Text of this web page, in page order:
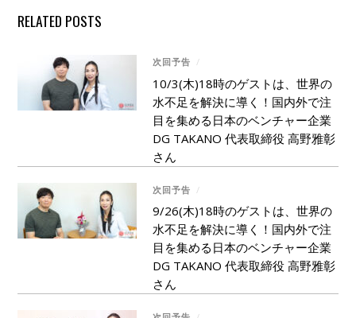
RELATED POSTS
次回予告 /
10/3(木)18時のゲストは、世界の
水不足を解決に導く！国内外で注
目を集める日本のベンチャー企業
DG TAKANO 代表取締役 高野雅彰
さん
次回予告 /
9/26(木)18時のゲストは、世界の
水不足を解決に導く！国内外で注
目を集める日本のベンチャー企業
DG TAKANO 代表取締役 高野雅彰
さん